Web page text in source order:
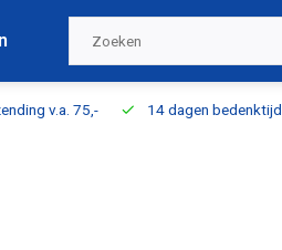
v.a. 75,- 14 dagen bedenktijd